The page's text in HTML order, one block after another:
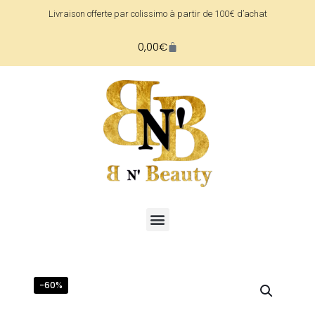
Livraison offerte par colissimo à partir de 100€ d’achat
0,00€
-60%